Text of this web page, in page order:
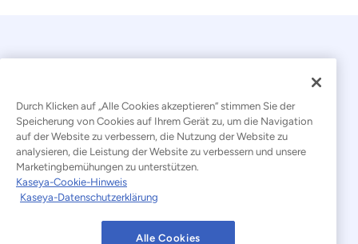
© 2026 Kaseya. Alle Rechte vorbehalten.
Deutsch
Erklärung zur Bekämpfung moderner Sklaverei
Nutzungsbedingungen der Website
Durch Klicken auf „Alle Cookies akzeptieren“ stimmen Sie der
Speicherung von Cookies auf Ihrem Gerät zu, um die Navigation
auf der Website zu verbessern, die Nutzung der Website zu
analysieren, die Leistung der Website zu verbessern und unsere
Marketingbemühungen zu unterstützen.
Kaseya-Cookie-Hinweis
Kaseya-Datenschutzerklärung
Alle Cookies